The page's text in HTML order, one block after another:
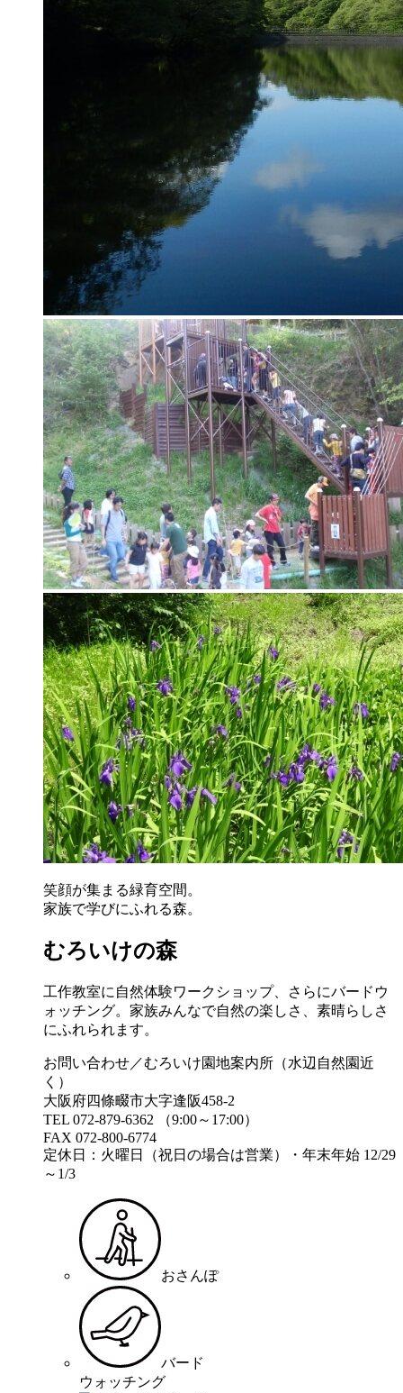
笑顔が集まる緑育空間。
家族で学びにふれる森。
むろいけの森
工作教室に自然体験ワークショップ、さらにバードウ
ォッチング。家族みんなで自然の楽しさ、素晴らしさ
にふれられます。
お問い合わせ／むろいけ園地案内所（水辺自然園近
く）
大阪府四條畷市大字逢阪458-2
TEL 072-879-6362 （9:00～17:00）
FAX 072-800-6774
定休日：火曜日（祝日の場合は営業）・年末年始 12/29
～1/3
おさんぽ
バード
ウォッチング